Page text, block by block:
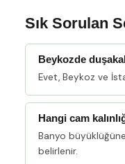
Sık Sorulan
Beykozde
Evet, Beykoz ve
Hangi cam
Banyo
belirlenir.